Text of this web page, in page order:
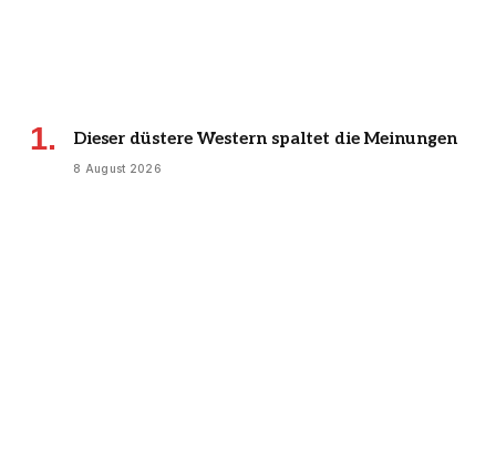
Dieser düstere Western spaltet die Meinungen
8 August 2026